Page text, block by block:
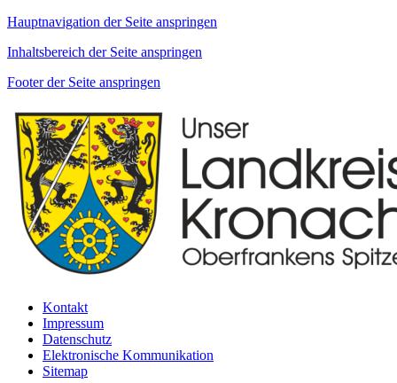
Hauptnavigation der Seite anspringen
Inhaltsbereich der Seite anspringen
Footer der Seite anspringen
Kontakt
Impressum
Datenschutz
Elektronische Kommunikation
Sitemap